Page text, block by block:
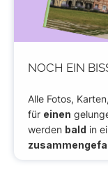
NOCH EIN
Alle Fotos,
für einen
werden bald in